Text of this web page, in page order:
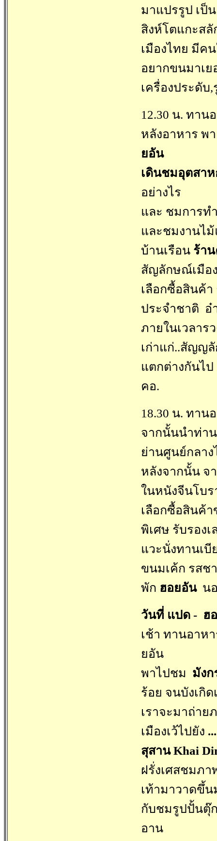
มาแปรรูป เป็
สิงห์โตแกะส
เมืองไทย มีค
อยากขนมาเ
เครื่องประดั
12.30 น. ทาน
หลังอาหาร พ
ยอัน
เดินชมอุตสาห
อย่างไร
และ ชมการท
และชมงานไ
บ้านเรือน ร้า
สัญลักษณ์เมือ
เลือกซื้อสินค้า
ประจำชาติ อ๋
ภายในเวลาร
เก่าแก่..สัญญ
แตกต่างกันไป
คอ.
18.30 น. ทา
จากนั้นนำท่าน
ย่านศูนย์กลา
หลังจากนั้น จ
ในหนังจีนโบ
เลือกซื้อสินค้า
พิเศษ รับรองเ
แวะนั่งทานเ
ขนมเค้ก รสช
พัก ฮอยอันนอ
วันที่ แปด - ฮ
เช้า ทานอาห
ยอัน
พาไปชม มังก
ร้อย จนบังเกิ
เราจะมาถ่า
เมืองเว้ไปยัง
สุสานKhai
ฝรั่งเศสชมภ
เท้ามาวาดขึ้
กับชมรูปปั้นตุ๊
อาน